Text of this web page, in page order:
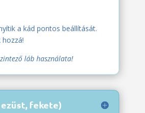
a kád pontos beállítását.
láb használata!
ezüst, fekete)